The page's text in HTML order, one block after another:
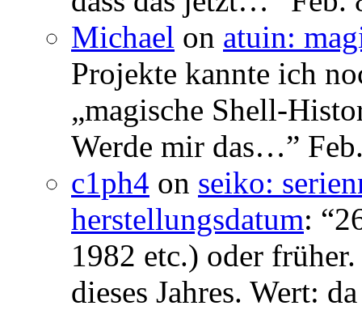
Michael on atuin:
Projekte kannte ich
„magische Shell-
Werde mir das…”
c1ph4 on seiko:
herstellungsdatum: “
1982 etc.) oder
dieses Jahres. Wert: